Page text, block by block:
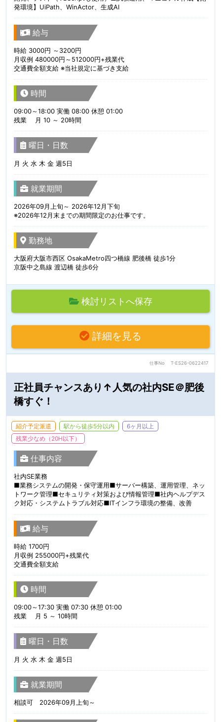
発環境】UiPath、WinActor、生成AI
給与
時給 3000円 ～3200円
月収例 480000円～512000円+残業代
交通費全額支給 ※当社規定に基づき支給
時間
09:00～18:00 実働 08:00 休憩 01:00
残業 月 10 ～ 20時間
曜日・日数
月 火 水 木 金 週5日
就業期間
2026年09月上旬～ 2026年12月下旬
※2026年12月末までの期間限定のお仕事です。
勤務地
大阪府大阪市西区 OsakaMetro四つ橋線 肥後橋 徒歩1分
京阪中之島線 渡辺橋 徒歩6分
検討リストへ保存
詳細を見る
仕事No T-ES26-0622417
正社員チャンスあり↑人気の社内SE＠肥後
橋すぐ！
紹介予定派遣 駅から徒歩5分以内
6ヶ月以上
残業少なめ（20H以下）
仕事内容
社内SE業務
■業務システムの開発・保守運用■サーバー構築、運用管理、ネッ
トワーク管理■セキュリティ対策および情報管理■社内ヘルプデス
ク対応・システムトラブル対応■ITインフラ環境の整備、改善
給与
時給 1700円
月収例 255000円+残業代
交通費全額支給
時間
09:00～17:30 実働 07:30 休憩 01:00
残業 月 5 ～ 10時間
曜日・日数
月 火 水 木 金 週5日
就業期間
相談可 2026年09月上旬～